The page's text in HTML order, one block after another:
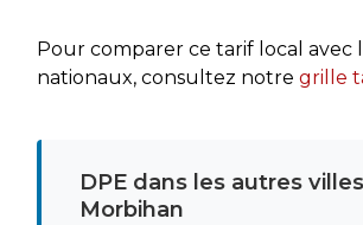
Pour comparer ce tarif local avec
nationaux, consultez notre grille
DPE dans les autres
Morbihan